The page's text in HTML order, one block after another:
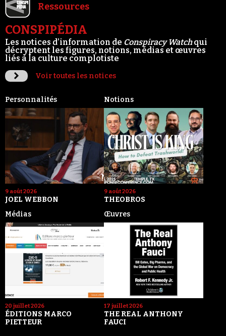
Ressources
CONSPIPÉDIA
Les notices d’information de Conspiracy Watchqui
décryptent les figures, notions, médias et œuvres
liés à la culture complotiste
Voir toutes les notices
Personnalités
9 août 2026
JOEL WEBBON
Notions
9 août 2026
THEOBROS
Médias
20 juillet 2026
ÉDITIONS MARCO
PIETTEUR
Œuvres
17 juillet 2026
THE REAL ANTHONY
FAUCI